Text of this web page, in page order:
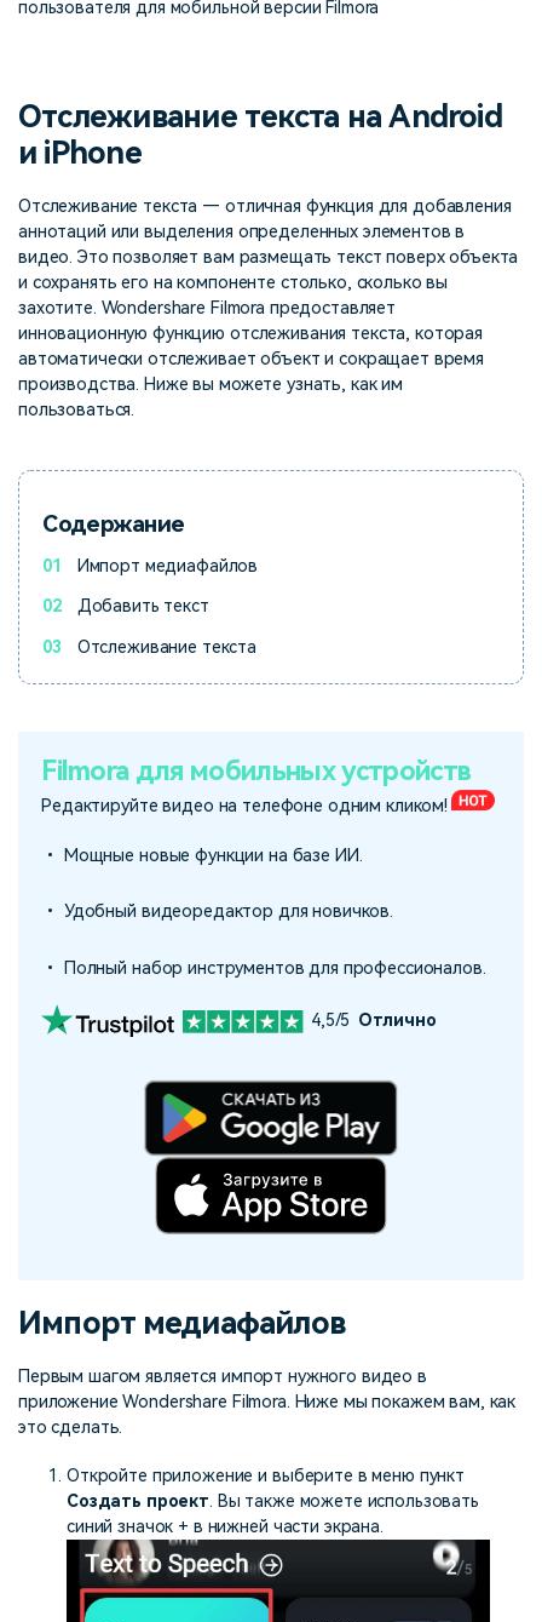
видео на YouTube 2025
Спланируйте маркетинговую
Центр авторов
Вдохновляйтесь нашими
создателями контента
Специальные эффекты
"сделай сам"
Создавайте видеоэффекты
самостоятельно, как
настоящий профессионал
Сообщество
Клиенты делятся своими
историями с Filmora
программа
Поддержка
Приступая к работе
поиск
пользователя для мобильной версии Filmora
Отслеживание текста на Android
и iPhone
Отслеживание текста — отличная функция для добавления
аннотаций или выделения определенных элементов в
видео. Это позволяет вам размещать текст поверх объекта
и сохранять его на компоненте столько, сколько вы
захотите. Wondershare Filmora предоставляет
инновационную функцию отслеживания текста, которая
автоматически отслеживает объект и сокращает время
производства. Ниже вы можете узнать, как им
пользоваться.
Содержание
01 Импорт медиафайлов
02 Добавить текст
03 Отслеживание текста
Filmora для мобильных устройств
Редактируйте видео на телефоне одним кликом!
• Мощные новые функции на базе ИИ.
• Удобный видеоредактор для новичков.
• Полный набор инструментов для профессионалов.
4,5/5 Отлично
Импорт медиафайлов
Первым шагом является импорт нужного видео в
приложение Wondershare Filmora. Ниже мы покажем вам, как
это сделать.
Откройте приложение и выберите в меню пункт
Создать проект. Вы также можете использовать
синий значок + в нижней части экрана.